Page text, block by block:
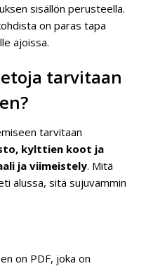
sisällön perusteella.
on paras tapa
ajoissa.
tarvitaan
tarvitaan
kylttien koot ja
ja viimeistely. Mitä
alussa, sitä sujuvammin
on PDF, joka on